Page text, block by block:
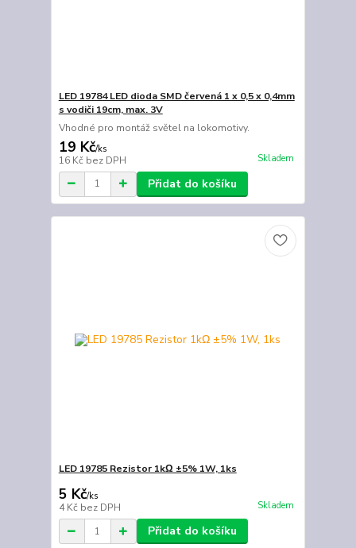
LED 19784 LED dioda SMD červená 1 x 0,5 x 0,4mm
s vodiči 19cm, max. 3V
Vhodné pro montáž světel na lokomotivy.
19 Kč/ks
16 Kč bez DPH Skladem
Přidat do košíku
LED 19785 Rezistor 1kΩ ±5% 1W, 1ks
5 Kč/ks
4 Kč bez DPH Skladem
Přidat do košíku